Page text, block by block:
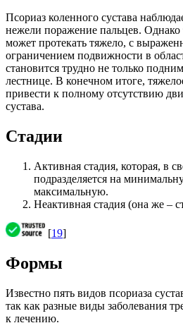
Псориаз коленного сустава
нежели поражение пальцев. Однако
может протекать тяжело, с
ограничением подвижности в
становится трудно не только
лестнице. В конечном итоге,
привести к полному отсутствию
сустава.
Стадии
Активная стадия, которая, в
подразделяется на
максимальную.
Неактивная стадия (она же –
[19]
Формы
Известно пять видов псориаза
так как разные виды заболевания
к лечению.